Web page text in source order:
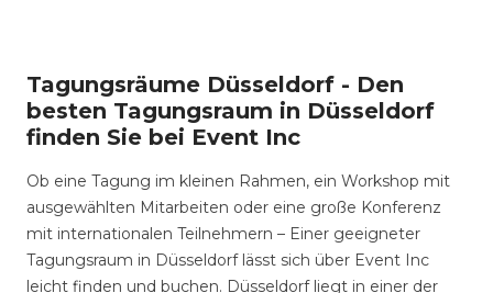
Tagungsräume Düsseldorf - Den
besten Tagungsraum in Düsseldorf
finden Sie bei Event Inc
Ob eine Tagung im kleinen Rahmen, ein Workshop mit
ausgewählten Mitarbeiten oder eine große Konferenz
mit internationalen Teilnehmern – Einer geeigneter
Tagungsraum in Düsseldorf lässt sich über Event Inc
leicht finden und buchen. Düsseldorf liegt in einer der